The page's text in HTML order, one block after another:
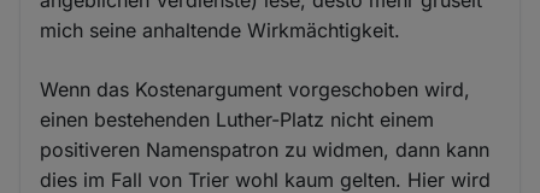
mich seine anhaltende Wirkmächtigkeit.
Wenn das Kostenargument vorgeschoben wird,
einen bestehenden Luther-Platz nicht einem
positiveren Namenspatron zu widmen, dann kann
dies im Fall von Trier wohl kaum gelten. Hier wird